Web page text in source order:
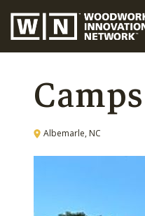
Albemarle, NC